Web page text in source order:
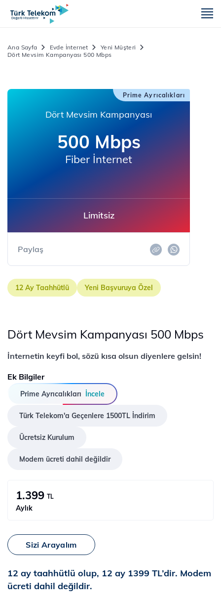
Ana Sayfa Evde İnternet
Yeni Müşteri
Dört Mevsim Kampanyası 500 Mbps
Prime Ayrıcalıkları
Dört Mevsim Kampanyası
500 Mbps
Fiber İnternet
Limitsiz
Paylaş
12 Ay Taahhütlü Yeni Başvuruya Özel
Dört Mevsim Kampanyası 500 Mbps
İnternetin keyfi bol, sözü kısa olsun diyenlere gelsin!
Ek Bilgiler
Prime Ayrıcalıkları İncele
Türk Telekom'a Geçenlere 1500TL İndirim
Ücretsiz Kurulum
Modem ücreti dahil değildir
1.399 TL
Aylık
Sizi Arayalım
12 ay taahhütlü olup, 12 ay 1399 TL’dir. Modem
ücreti dahil değildir.